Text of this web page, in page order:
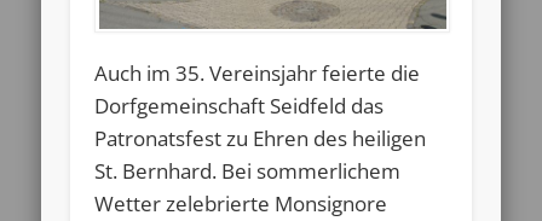
Auch im 35. Vereinsjahr feierte die
Dorfgemeinschaft Seidfeld das
Patronatsfest zu Ehren des heiligen
St. Bernhard. Bei sommerlichem
Wetter zelebrierte Monsignore